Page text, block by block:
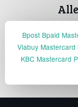
Bpost Bpaid
Viabuy Mastercard
KBC Mastercard